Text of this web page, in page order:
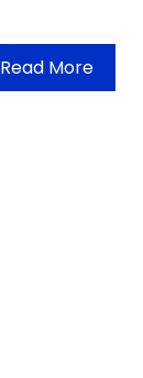
Read More